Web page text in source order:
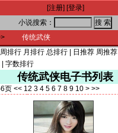
[注册] [登录]
小说搜索：
传统武侠
周排行 月排行 总排行 日推荐 周推荐
字数排行
传统武侠电子书列表
页 << 12 3 4 5 6 7 8 9 10 > >>